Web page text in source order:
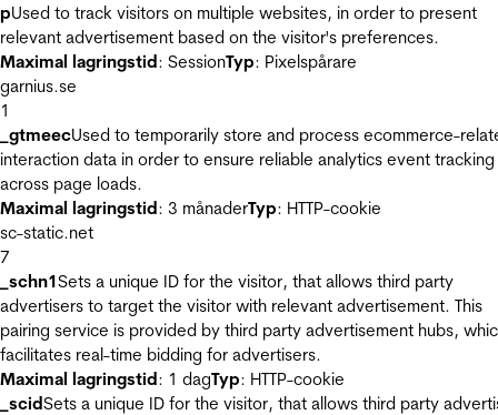
pUsed to track visitors on multiple websites, in order to present
relevant advertisement based on the visitor's preferences.
Maximal lagringstid: SessionTyp: Pixelspårare
garnius.se
1
_gtmeecUsed to temporarily store and process ecommerce-
interaction data in order to ensure reliable analytics event tracking
across page loads.
Maximal lagringstid: 3 månaderTyp: HTTP-cookie
sc-static.net
7
_schn1Sets a unique ID for the visitor, that allows third party
advertisers to target the visitor with relevant advertisement. This
pairing service is provided by third party advertisement hubs,
facilitates real-time bidding for advertisers.
Maximal lagringstid: 1 dagTyp: HTTP-cookie
_scidSets a unique ID for the visitor, that allows third party